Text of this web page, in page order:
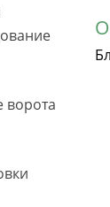
ворота